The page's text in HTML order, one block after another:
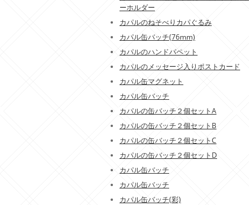
ーホルダー
カパルのねそべりカパぐるみ
カパル缶バッチ(76mm)
カパルのハンドパペット
カパルのメッセージ入りポストカード
カパル缶マグネット
カパル缶バッチ
カパルの缶バッチ２個セットA
カパルの缶バッチ２個セットB
カパルの缶バッチ２個セットC
カパルの缶バッチ２個セットD
カパル缶バッチ
カパル缶バッチ
カパル缶バッチ(彩)